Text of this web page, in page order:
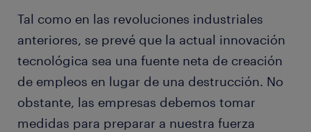
Tal como en las revoluciones industriales
anteriores, se prevé que la actual innovación
tecnológica sea una fuente neta de creación
de empleos en lugar de una destrucción. No
obstante, las empresas debemos tomar
medidas para preparar a nuestra fuerza